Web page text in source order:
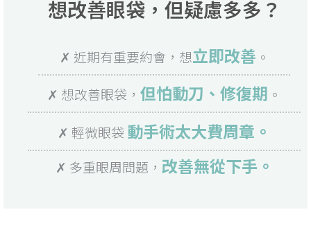
想改善眼袋，但疑慮多多？
✗ 近期有重要約會，想立即改善 。
✗ 想改善眼袋， 但怕動刀、修復期 。
✗ 輕微眼袋 動手術太大費周章。
✗ 多重眼周問題， 改善無從下手。